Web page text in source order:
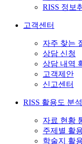
RISS 정보
고객센터
자주 찾는
상담 신청
상담 내역
고객제안
신고센터
RISS 활용도 분석
자료 현황
주제별 활
학술지 활